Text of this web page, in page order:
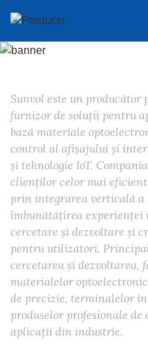
Sunvol este un producător
furnizor de soluții pentru
bază materiale
control al afișajului și
și tehnologie IoT.
clienților celor mai
prin integrarea verticală a
îmbunătățirea
cercetare și dezvoltare și
pentru utilizatori.
cercetarea și dezvoltarea,
materialelor
de precizie, terminalelor
produselor profesionale
aplicații din industrie.